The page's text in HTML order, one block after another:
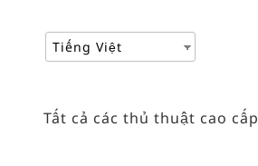
Tiếng Việt
Tất cả các thủ thuật cao cấp